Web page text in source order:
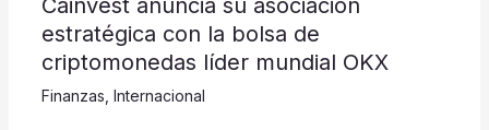
estratégica con la bolsa de
criptomonedas líder mundial OKX
Finanzas Internacional